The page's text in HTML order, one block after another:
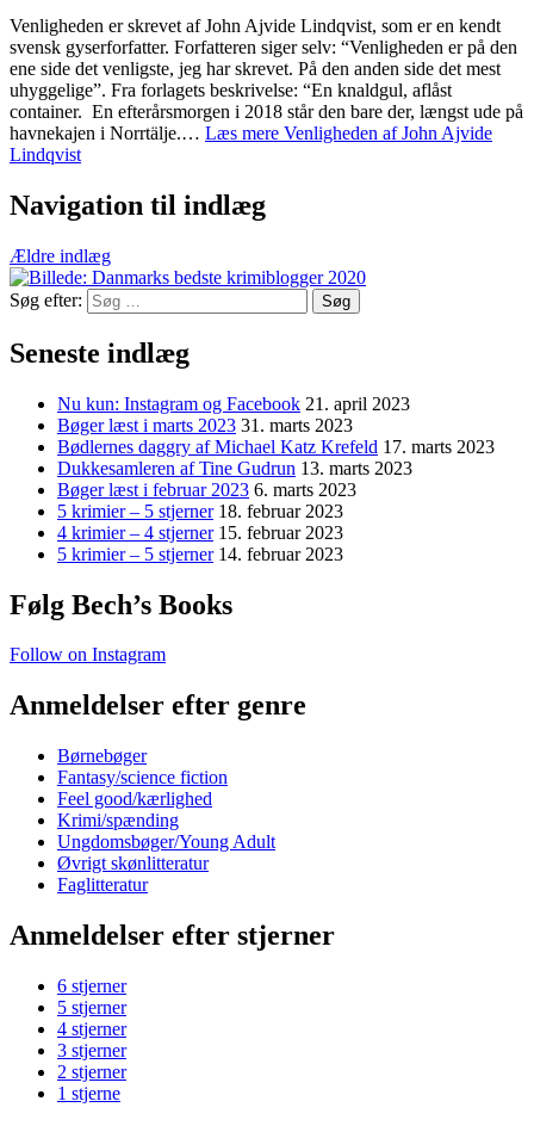
Venligheden er skrevet af John Ajvide Lindqvist, som er en kendt
svensk gyserforfatter. Forfatteren siger selv: “Venligheden er på den
ene side det venligste, jeg har skrevet. På den anden side det mest
uhyggelige”. Fra forlagets beskrivelse: “En knaldgul, aflåst
container. En efterårsmorgen i 2018 står den bare der, længst ude på
havnekajen i Norrtälje.… Læs mere Venligheden af John Ajvide
Lindqvist
Navigation til indlæg
Ældre indlæg
Søg efter:
Seneste indlæg
Nu kun: Instagram og Facebook 21. april 2023
Bøger læst i marts 2023 31. marts 2023
Bødlernes daggry af Michael Katz Krefeld 17. marts 2023
Dukkesamleren af Tine Gudrun 13. marts 2023
Bøger læst i februar 2023 6. marts 2023
5 krimier – 5 stjerner 18. februar 2023
4 krimier – 4 stjerner 15. februar 2023
5 krimier – 5 stjerner 14. februar 2023
Følg Bech’s Books
Follow on Instagram
Anmeldelser efter genre
Børnebøger
Fantasy/science fiction
Feel good/kærlighed
Krimi/spænding
Ungdomsbøger/Young Adult
Øvrigt skønlitteratur
Faglitteratur
Anmeldelser efter stjerner
6 stjerner
5 stjerner
4 stjerner
3 stjerner
2 stjerner
1 stjerne